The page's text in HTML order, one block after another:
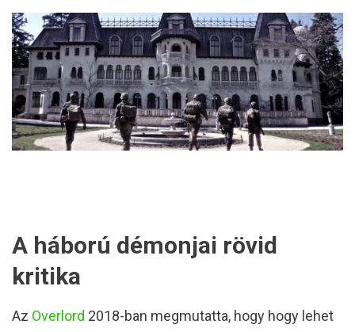
A háború démonjai rövid
kritika
Az Overlord 2018-ban megmutatta, hogy hogy lehet